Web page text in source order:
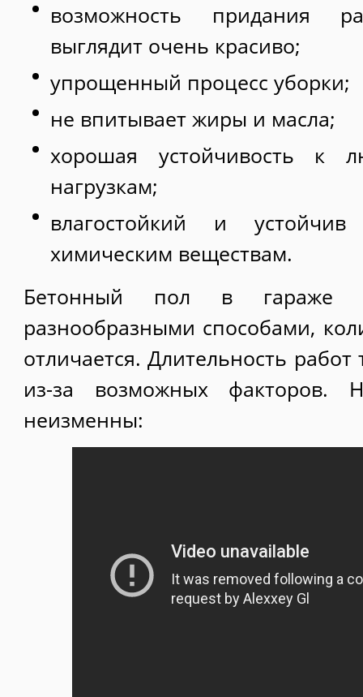
возможность придания
выглядит очень красиво;
упрощенный процесс уборки;
не впитывает жиры и масла;
хорошая устойчивость к
нагрузкам;
влагостойкий и
химическим веществам.
Бетонный пол в гараже
разнообразными способами,
отличается. Длительность работ
из-за возможных факторов.
неизменны: